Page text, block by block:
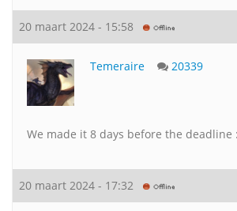
20 maart 2024 - 15:58
Temeraire 20339
We made it 8 days before the deadline
20 maart 2024 - 17:32